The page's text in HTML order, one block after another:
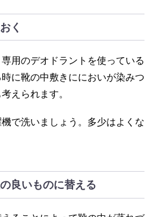
く
用のデオドラントを使っている
に靴の中敷きににおいが染みつ
えられます。
で洗いましょう。多少はよくな
良いものに替える